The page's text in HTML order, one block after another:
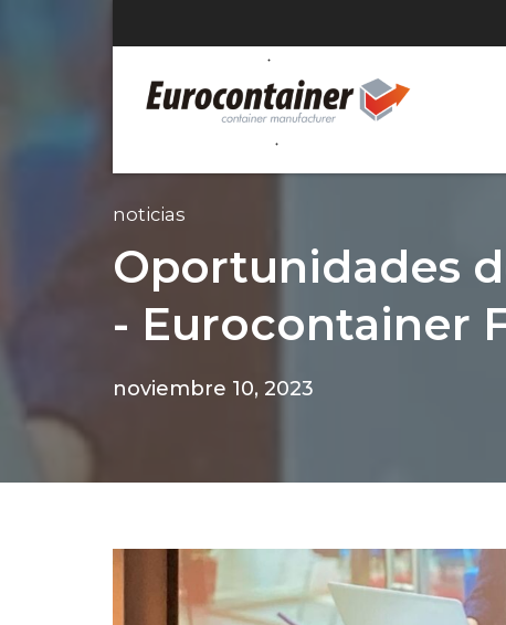
noticias
Oportunidades
- Eurocontainer
noviembre 10, 2023